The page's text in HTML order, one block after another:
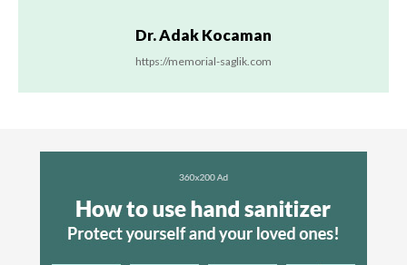
Dr. Adak Kocaman
https://memorial-saglik.com